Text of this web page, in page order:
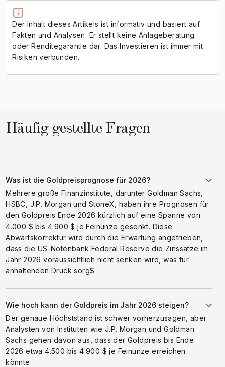
Der Inhalt dieses Artikels ist informativ und basiert auf
Fakten und Analysen. Er stellt keine Anlageberatung
oder Renditegarantie dar. Das Investieren ist immer mit
Risiken verbunden.
Häufig gestellte Fragen
Was ist die Goldpreisprognose für 2026?
Mehrere große Finanzinstitute, darunter Goldman Sachs,
HSBC, J.P. Morgan und StoneX, haben ihre Prognosen für
den Goldpreis Ende 2026 kürzlich auf eine Spanne von
4.000 $ bis 4.900 $ je Feinunze gesenkt. Diese
Abwärtskorrektur wird durch die Erwartung angetrieben,
dass die US-Notenbank Federal Reserve die Zinssätze im
Jahr 2026 voraussichtlich nicht senken wird, was für
anhaltenden Druck sorg$
Wie hoch kann der Goldpreis im Jahr 2026 steigen?
Der genaue Höchststand ist schwer vorherzusagen, aber
Analysten von Instituten wie J.P. Morgan und Goldman
Sachs gehen davon aus, dass der Goldpreis bis Ende
2026 etwa 4.500 bis 4.900 $ je Feinunze erreichen
könnte.